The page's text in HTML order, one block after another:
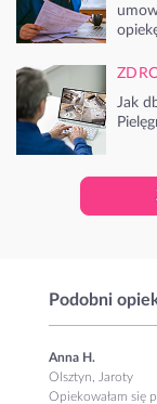
Jak
Podobni
Anna H.
Olsztyn, Jaroty
Opiekowałam się